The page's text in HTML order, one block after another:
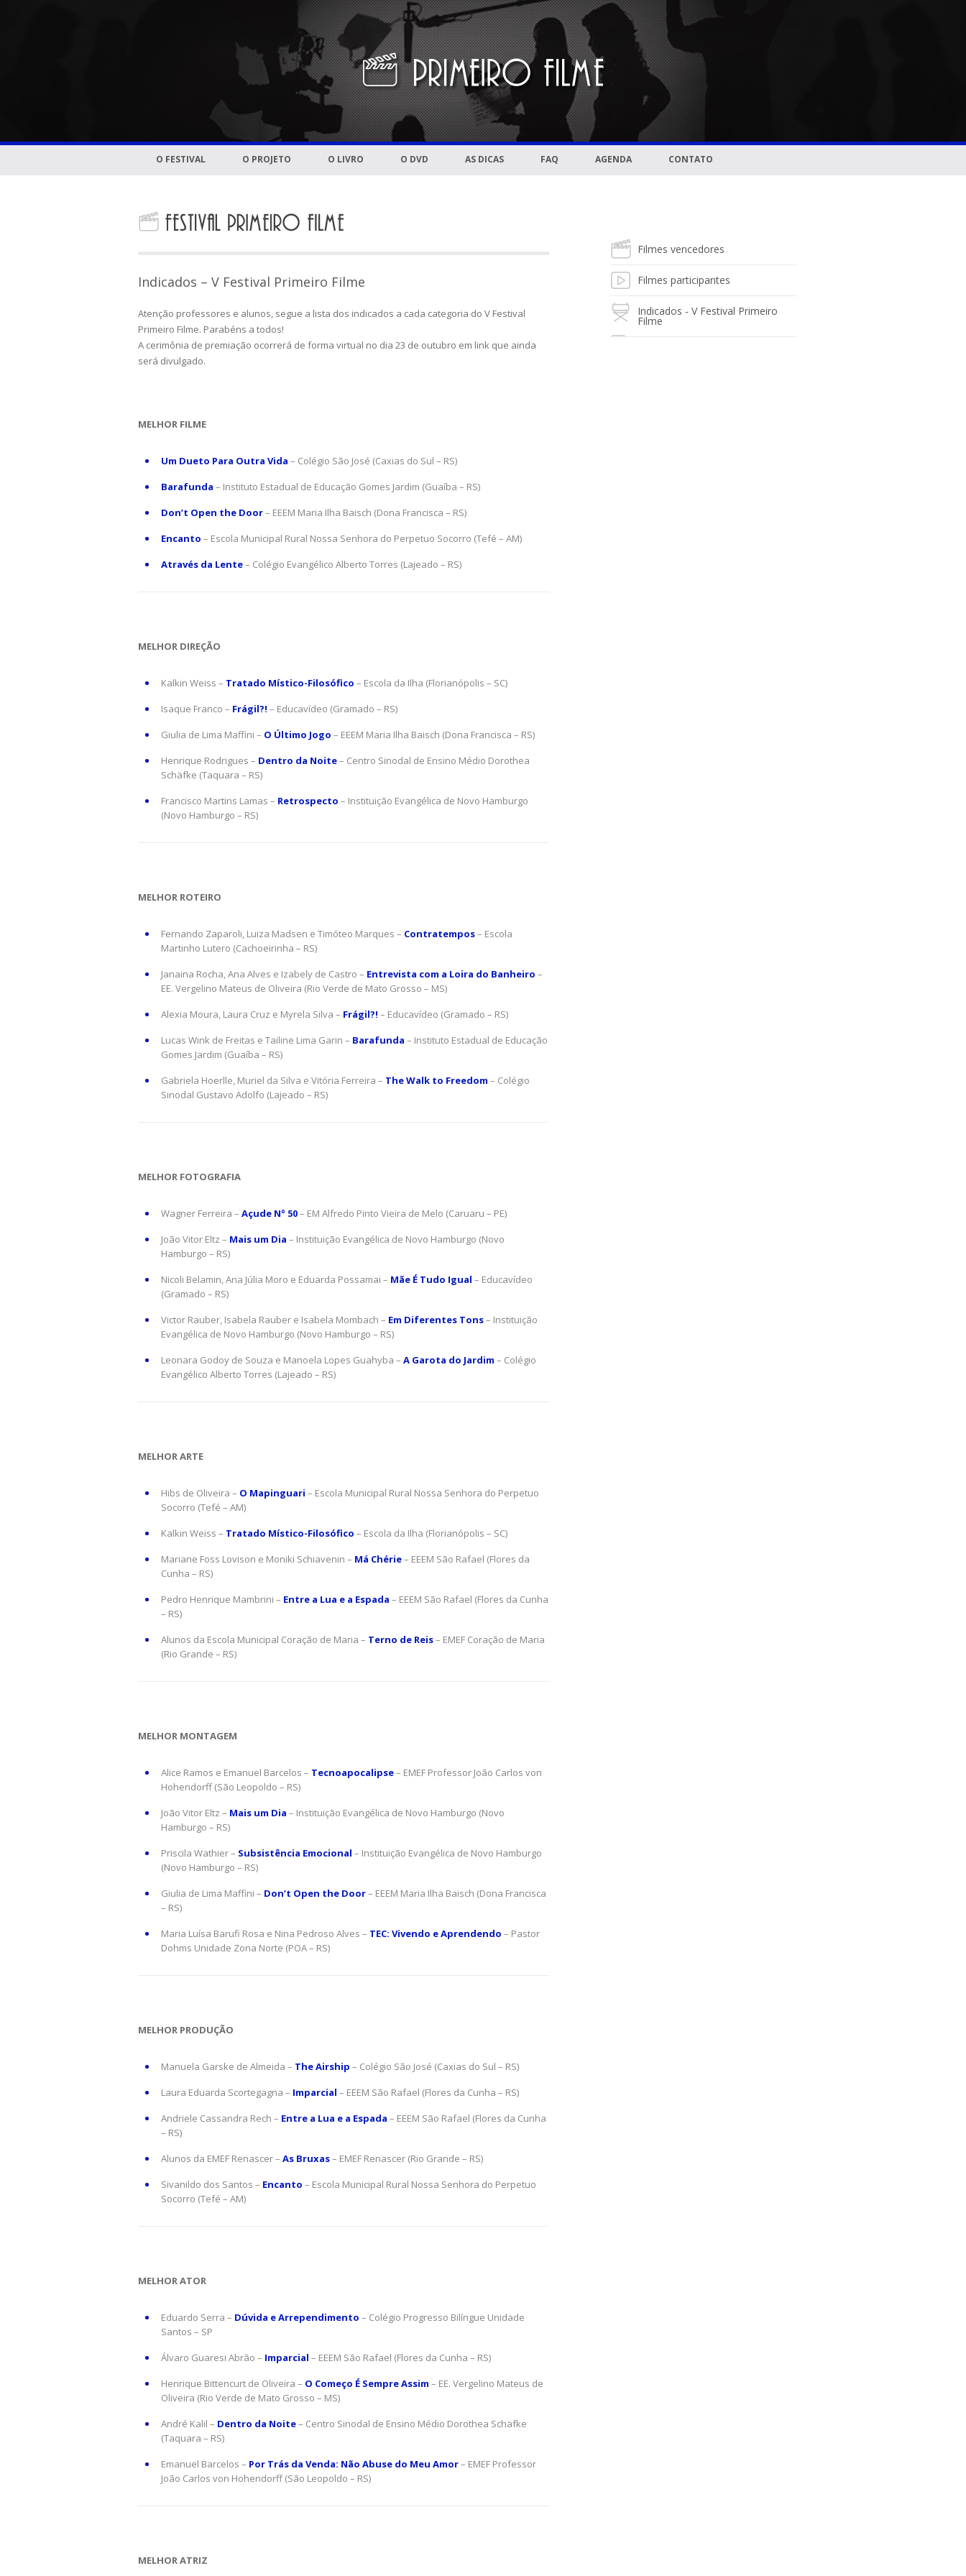
O FESTIVAL O PROJETO O LIVRO O DVD AS DICAS FAQ AGENDA CONTATO
Indicados – V Festival Primeiro Filme
Atenção professores e alunos, segue a lista dos indicados a cada categoria do V Festival
Primeiro Filme. Parabéns a todos!
A cerimônia de premiação ocorrerá de forma virtual no dia 23 de outubro em link que ainda
será divulgado.
MELHOR FILME
Um Dueto Para Outra Vida – Colégio São José (Caxias do Sul – RS)
Barafunda – Instituto Estadual de Educação Gomes Jardim (Guaíba – RS)
Don’t Open the Door– EEEM Maria Ilha Baisch (Dona Francisca – RS)
Encanto – Escola Municipal Rural Nossa Senhora do Perpetuo Socorro (Tefé – AM)
Através da Lente– Colégio Evangélico Alberto Torres (Lajeado – RS)
MELHOR DIREÇÃO
Kalkin Weiss – Tratado Místico-Filosófico – Escola da Ilha (Florianópolis – SC)
Isaque Franco – Frágil?! – Educavídeo (Gramado – RS)
Giulia de Lima Maffini – O Último Jogo – EEEM Maria Ilha Baisch (Dona Francisca – RS)
Henrique Rodrigues – Dentro da Noite– Centro Sinodal de Ensino Médio Dorothea
Schäfke (Taquara – RS)
Francisco Martins Lamas – Retrospecto – Instituição Evangélica de Novo Hamburgo
(Novo Hamburgo – RS)
MELHOR ROTEIRO
Fernando Zaparoli, Luiza Madsen e Timóteo Marques – Contratempos– Escola
Martinho Lutero (Cachoeirinha – RS)
Janaina Rocha, Ana Alves e Izabely de Castro – Entrevista com a Loira do Banheiro –
EE. Vergelino Mateus de Oliveira (Rio Verde de Mato Grosso – MS)
Alexia Moura, Laura Cruz e Myrela Silva – Frágil?! – Educavídeo (Gramado – RS)
Lucas Wink de Freitas e Tailine Lima Garin – Barafunda – Instituto Estadual de Educação
Gomes Jardim (Guaíba – RS)
Gabriela Hoerlle, Muriel da Silva e Vitória Ferreira – The Walk to Freedom – Colégio
Sinodal Gustavo Adolfo (Lajeado – RS)
MELHOR FOTOGRAFIA
Wagner Ferreira – Açude Nº 50– EM Alfredo Pinto Vieira de Melo (Caruaru – PE)
João Vitor Eltz – Mais um Dia – Instituição Evangélica de Novo Hamburgo (Novo
Hamburgo – RS)
Nicoli Belamin, Ana Júlia Moro e Eduarda Possamai – Mãe É Tudo Igual – Educavídeo
(Gramado – RS)
Victor Rauber, Isabela Rauber e Isabela Mombach – Em Diferentes Tons– Instituição
Evangélica de Novo Hamburgo (Novo Hamburgo – RS)
Leonara Godoy de Souza e Manoela Lopes Guahyba – A Garota do Jardim – Colégio
Evangélico Alberto Torres (Lajeado – RS)
MELHOR ARTE
Hibs de Oliveira – O Mapinguari – Escola Municipal Rural Nossa Senhora do Perpetuo
Socorro (Tefé – AM)
Kalkin Weiss – Tratado Místico-Filosófico – Escola da Ilha (Florianópolis – SC)
Mariane Foss Lovison e Moniki Schiavenin – Má Chérie– EEEM São Rafael (Flores da
Cunha – RS)
Pedro Henrique Mambrini – Entre a Lua e a Espada – EEEM São Rafael (Flores da Cunha
– RS)
Alunos da Escola Municipal Coração de Maria – Terno de Reis– EMEF Coração de Maria
(Rio Grande – RS)
MELHOR MONTAGEM
Alice Ramos e Emanuel Barcelos – Tecnoapocalipse– EMEF Professor João Carlos von
Hohendorff (São Leopoldo – RS)
João Vitor Eltz – Mais um Dia – Instituição Evangélica de Novo Hamburgo (Novo
Hamburgo – RS)
Priscila Wathier – Subsistência Emocional – Instituição Evangélica de Novo Hamburgo
(Novo Hamburgo – RS)
Giulia de Lima Maffini – Don’t Open the Door– EEEM Maria Ilha Baisch (Dona Francisca
– RS)
Maria Luísa Barufi Rosa e Nina Pedroso Alves – TEC: Vivendo e Aprendendo – Pastor
Dohms Unidade Zona Norte (POA – RS)
MELHOR PRODUÇÃO
Manuela Garske de Almeida – The Airship – Colégio São José (Caxias do Sul – RS)
Laura Eduarda Scortegagna – Imparcial – EEEM São Rafael (Flores da Cunha – RS)
Andriele Cassandra Rech – Entre a Lua e a Espada – EEEM São Rafael (Flores da Cunha
– RS)
Alunos da EMEF Renascer – As Bruxas– EMEF Renascer (Rio Grande – RS)
Sivanildo dos Santos – Encanto – Escola Municipal Rural Nossa Senhora do Perpetuo
Socorro (Tefé – AM)
MELHOR ATOR
Eduardo Serra – Dúvida e Arrependimento – Colégio Progresso Bilíngue Unidade
Santos – SP
Álvaro Guaresi Abrão – Imparcial – EEEM São Rafael (Flores da Cunha – RS)
Henrique Bittencurt de Oliveira – O Começo É Sempre Assim – EE. Vergelino Mateus de
Oliveira (Rio Verde de Mato Grosso – MS)
André Kalil – Dentro da Noite– Centro Sinodal de Ensino Médio Dorothea Schäfke
(Taquara – RS)
Emanuel Barcelos – Por Trás da Venda: Não Abuse do Meu Amor– EMEF Professor
João Carlos von Hohendorff (São Leopoldo – RS)
MELHOR ATRIZ
Filmes vencedores
Filmes participantes
Indicados - V Festival Primeiro
Filme